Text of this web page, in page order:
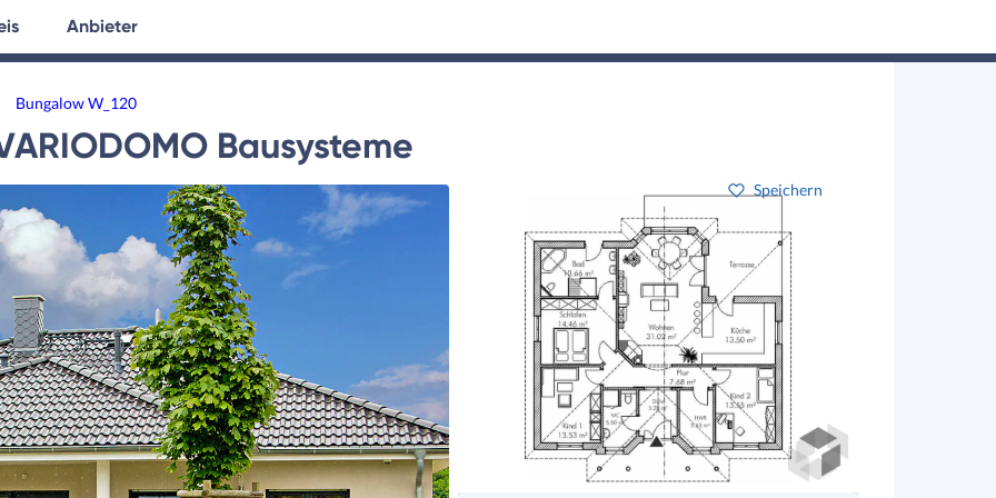
Hausplanung
Bungalow W_120
Speichern
Bausysteme
Anbieter